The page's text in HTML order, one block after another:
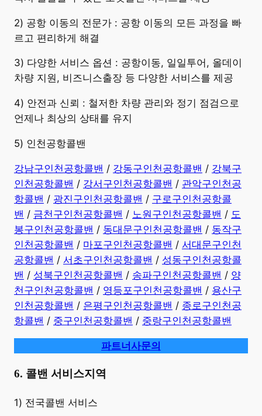
2) 공항 이동의 전문가 : 공항 이동의 모든 과정을 빠
르고 편리하게 해결
3) 다양한 서비스 옵션 : 공항이동, 일일투어, 올데이
차량 지원, 비즈니스출장 등 다양한 서비스를 제공
4) 안전과 신뢰 : 철저한 차량 관리와 정기 점검으로
언제나 최상의 상태를 유지
5) 인천공항콜밴
강남구인천공항콜밴 / 강동구인천공항콜밴 / 강북구
인천공항콜밴 / 강서구인천공항콜밴 / 관악구인천공
항콜밴 / 광진구인천공항콜밴 / 구로구인천공항콜
밴 / 금천구인천공항콜밴 / 노원구인천공항콜밴 / 도
봉구인천공항콜밴 / 동대문구인천공항콜밴 / 동작구
인천공항콜밴 / 마포구인천공항콜밴 / 서대문구인천
공항콜밴 / 서초구인천공항콜밴 / 성동구인천공항콜
밴 / 성북구인천공항콜밴 / 송파구인천공항콜밴 / 양
천구인천공항콜밴 / 영등포구인천공항콜밴 / 용산구
인천공항콜밴 / 은평구인천공항콜밴 / 종로구인천공
항콜밴 / 중구인천공항콜밴 / 중랑구인천공항콜밴
파트너사문의
6. 콜밴 서비스지역
​1) 전국콜밴 서비스